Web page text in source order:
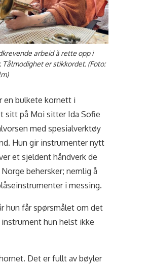
arbeid å rette opp i
Tålmodighet er stikkordet. (Foto:
en bulkete kornett i
sitt på Moi sitter Ida Sofie
med spesialverktøy
Hun gir instrumenter nytt
et sjeldent håndverk de
behersker; nemlig å
i messing.
hun får spørsmålet om det
hun helst ikke
Det er fullt av bøyler